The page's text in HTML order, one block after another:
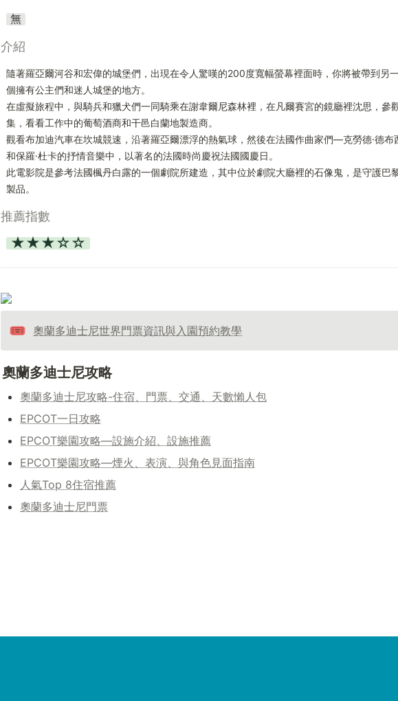
無
介紹
隨著羅亞爾河谷和宏偉的城堡們，出現在令人驚嘆的200度寬幅螢幕裡面時，你將被帶到另
個擁有公主們和迷人城堡的地方。
在虛擬旅程中，與騎兵和獵犬們一同騎乘在謝韋爾尼森林裡，在凡爾賽宮的鏡廳裡沈思，參
集，看看工作中的葡萄酒商和干邑白蘭地製造商。
觀看布加迪汽車在坎城競速，沿著羅亞爾漂浮的熱氣球，然後在法國作曲家們—克勞德·德布
和保羅·杜卡的抒情音樂中，以著名的法國時尚慶祝法國國慶日。
此電影院是參考法國楓丹白露的一個劇院所建造，其中位於劇院大廳裡的石像鬼，是守護巴
製品。
推薦指數
★★★☆☆
🎟️ 奧蘭多迪士尼世界門票資訊與入園預約教學
奧蘭多迪士尼攻略
奧蘭多迪士尼攻略-住宿、門票、交通、天數懶人包
EPCOT一日攻略
EPCOT樂園攻略—設施介紹、設施推薦
EPCOT樂園攻略—煙火、表演、與角色見面指南
人氣Top 8住宿推薦
奧蘭多迪士尼門票